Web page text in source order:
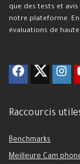
que des tests et
notre plateforme.
évaluations de
Raccourcis
Benchmarks
Meilleure Cam